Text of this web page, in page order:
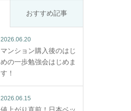
おすすめ記事
2026.06.20
マンション購入後のはじ
めの一歩勉強会はじめま
す！
2026.06.15